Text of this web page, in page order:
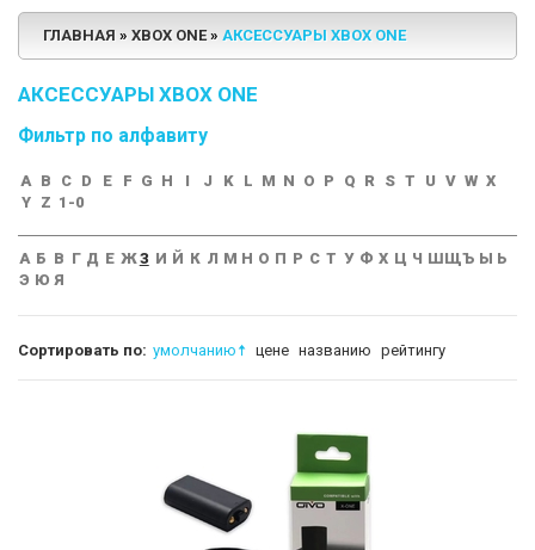
ГЛАВНАЯ XBOX ONE АКСЕССУАРЫ XBOX ONE
АКСЕССУАРЫ XBOX ONE
Фильтр по алфавиту
A B C D E F G H I J K L M N O P Q R S T U V W X
Y
Z 1-0
А Б В Г Д Е ЖЗ И Й К Л М Н О П Р С Т У Ф Х Ц Ч ШЩЪ Ы Ь
Э Ю Я
Сортировать по: умолчанию цене названию рейтингу